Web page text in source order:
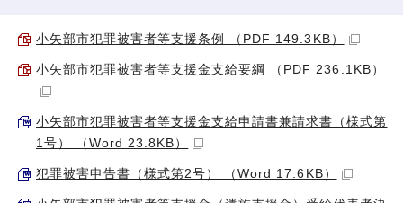
小矢部市犯罪被害者等支援条例 （PDF 149.3KB）
小矢部市犯罪被害者等支援金支給要綱 （PDF 236.1KB）
小矢部市犯罪被害者等支援金支給申請書兼請求書（様式第
1号） （Word 23.8KB）
犯罪被害申告書（様式第2号） （Word 17.6KB）